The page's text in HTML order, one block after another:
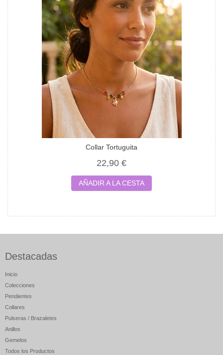
Collar Tortuguita
22,90 €
AÑADIR A LA CESTA
Destacadas
Inicio
Colecciones
Pendientes
Collares
Pulseras / Brazaletes
Anillos
Gemelos
Todos los Productos